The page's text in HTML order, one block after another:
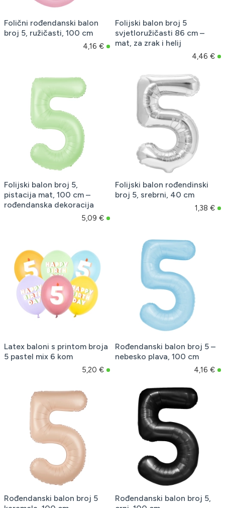
Folični rođendanski balon
broj 5, ružičasti, 100 cm
4,16 €
Folijski balon broj 5
svjetloružičasti 86 cm –
mat, za zrak i helij
4,46 €
Folijski balon broj 5,
pistacija mat, 100 cm –
rođendanska dekoracija
5,09 €
Folijski balon rođendinski
broj 5, srebrni, 40 cm
1,38 €
Latex baloni s printom broja
5 pastel mix 6 kom
5,20 €
Rođendanski balon broj 5 –
nebesko plava, 100 cm
4,16 €
Rođendanski balon broj 5
Rođendanski balon broj 5,